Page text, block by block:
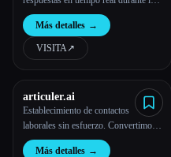
entrevistas.
Más detalles →
VISITA↗︎
articuler.ai
Establecimiento de contactos
laborales sin esfuerzo. Convertimos
cada conversación en oportunidades.
Más detalles →